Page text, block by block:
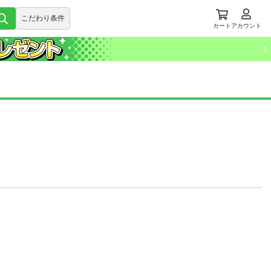
こだわり条件
カート アカウント